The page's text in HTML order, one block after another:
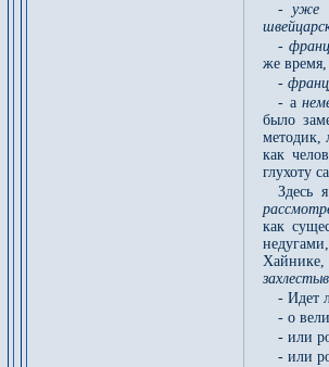
- уже
-
же
-
- а
было
методик,
как
глухоту
Здесь
как
- Идет
- о
- или
- или